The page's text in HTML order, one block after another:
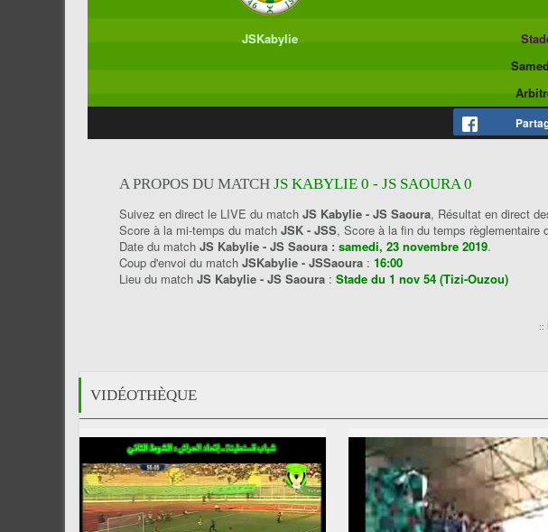
JSKabylie
A PROPOS DU MATCH JS KABYLIE 0 - JS SAOURA 0
Suivez en direct le LIVE du match JS Kabylie - JS Saoura, Résultat en direct
Score à la mi-temps du match JSK - JSS, Score à la fin du temps règlementaire
Date du match JS Kabylie - JS Saoura : samedi, 23 novembre 2019.
Coup d'envoi du match JSKabylie - JSSaoura : 16:00
Lieu du match JS Kabylie - JS Saoura : Stade du 1 nov 54 (Tizi-Ouzou)
::
VIDÉOTHÈQUE